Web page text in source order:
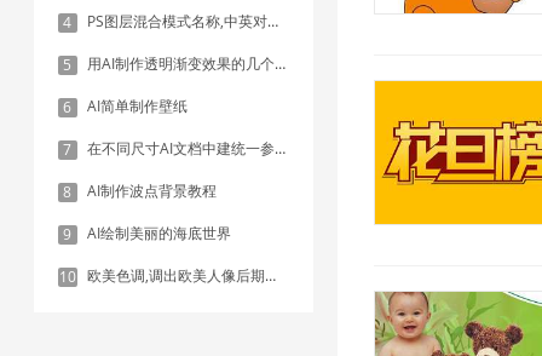
4 PS图层混合模式名称,中英对照表
5 用AI制作透明渐变效果的几个方法
6 AI简单制作壁纸
7 在不同尺寸AI文档中建统一参考线 - 方法1：对齐和分布
8 AI制作波点背景教程
9 AI绘制美丽的海底世界
10 欧美色调,调出欧美人像后期色调实例